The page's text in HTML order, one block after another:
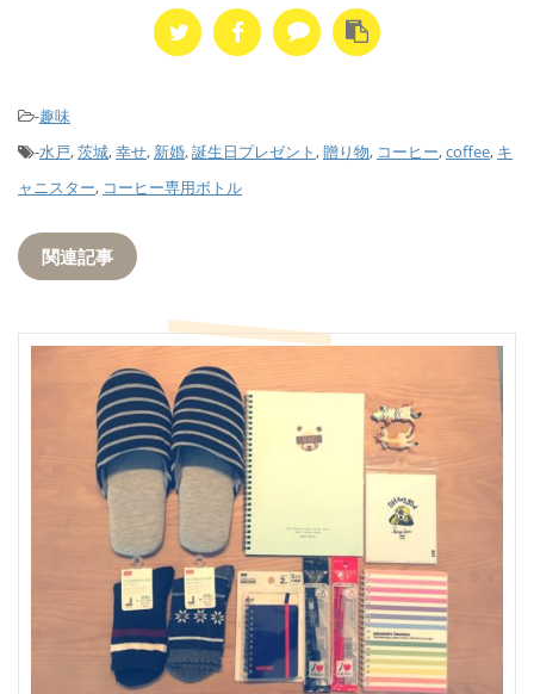
-趣味
-水戸,茨城,幸せ, 新婚,誕生日プレゼント,贈り物, コーヒー,coffee, キ
ャニスター, コーヒー専用ボトル
関連記事